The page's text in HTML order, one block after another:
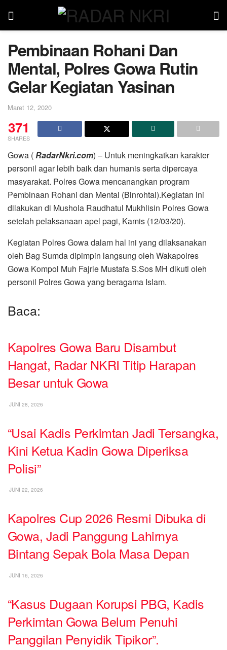
Pembinaan Rohani Dan
Mental, Polres Gowa Rutin
Gelar Kegiatan Yasinan
Maret 12, 2020
371
SHARES
Gowa (RadarNkri.com) – Untuk meningkatkan karakter
personil agar lebih baik dan humanis serta dipercaya
masyarakat. Polres Gowa mencanangkan program
Pembinaan Rohani dan Mental (Binrohtal).Kegiatan ini
dilakukan di Mushola Raudhatul Mukhlisin Polres Gowa
setelah pelaksanaan apel pagi, Kamis (12/03/20).
Kegiatan Polres Gowa dalam hal ini yang dilaksanakan
oleh Bag Sumda dipimpin langsung oleh Wakapolres
Gowa Kompol Muh Fajrie Mustafa S.Sos MH dikuti oleh
personil Polres Gowa yang beragama Islam.
Baca:
Kapolres Gowa Baru Disambut
Hangat, Radar NKRI Titip Harapan
Besar untuk Gowa
JUNI 28, 2026
“Usai Kadis Perkimtan Jadi Tersangka,
Kini Ketua Kadin Gowa Diperiksa
Polisi”
JUNI 22, 2026
Kapolres Cup 2026 Resmi Dibuka di
Gowa, Jadi Panggung Lahirnya
Bintang Sepak Bola Masa Depan
JUNI 16, 2026
“Kasus Dugaan Korupsi PBG, Kadis
Perkimtan Gowa Belum Penuhi
Panggilan Penyidik Tipikor”.